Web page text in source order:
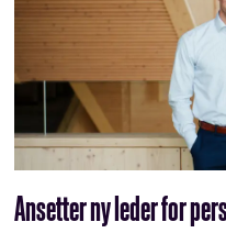
Ansetter ny leder for